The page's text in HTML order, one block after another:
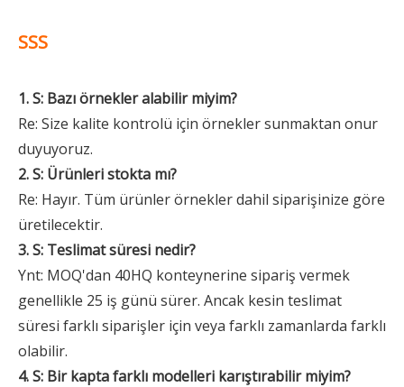
SSS
1. S: Bazı örnekler alabilir miyim?
Re: Size kalite kontrolü için örnekler sunmaktan onur
duyuyoruz.
2. S: Ürünleri stokta mı?
Re: Hayır. Tüm ürünler örnekler dahil siparişinize göre
üretilecektir.
3. S: Teslimat süresi nedir?
Ynt: MOQ'dan 40HQ konteynerine sipariş vermek
genellikle 25 iş günü sürer. Ancak kesin teslimat
süresi farklı siparişler için veya farklı zamanlarda farklı
olabilir.
4. S: Bir kapta farklı modelleri karıştırabilir miyim?